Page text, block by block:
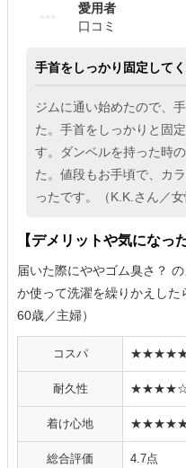
愛用者
口コミ
手首をしっかり固定して
ジムに通い始めたので、
た。手首をしっかりと固
す。ダンベルを持った時
た。値段もお手頃で、カ
ったです。（K.K.さん／女
【デメリットや気になっ
届いた際にややゴム臭さ？
か使って洗濯を繰りかえした
60歳／主婦）
コスパ
耐久性
着け心地
総合評価 4.7点